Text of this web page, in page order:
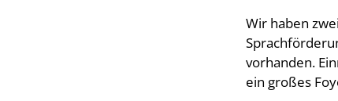
Wir haben
vorhanden.
ein großes